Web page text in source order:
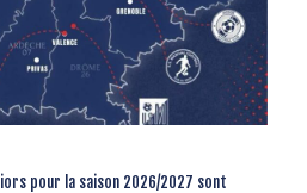
pour la saison 2026/2027 sont